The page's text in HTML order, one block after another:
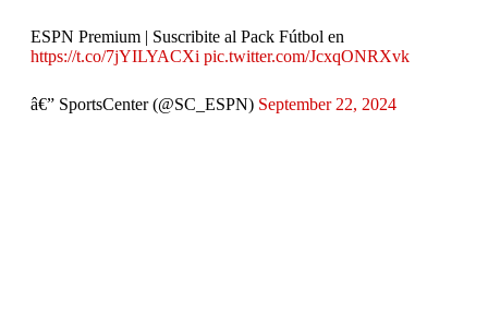
ESPN Premium | Suscribite al Pack Fútbol en
https://t.co/7jYILYACXi pic.twitter.com/JcxqONRXvk
â€” SportsCenter (@SC_ESPN) September 22, 2024